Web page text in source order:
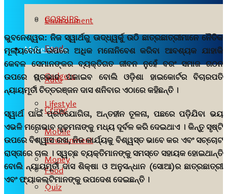
Environment
Food
Gadgets
Lifestyle
Mobile
Money
Quiz
GOSSIPS
More News
Auto
Crime
Environment
Food
ଭୁବନେଶ୍ୱର:ନିଜ ସ୍ୱାର୍ଥରୁ ଊଦ୍ଧ୍ୱର୍କୁ ଉଠି ଛାତ୍ରଛାତ୍ରୀମାନେ ନୈତିକ
ମୂଲ୍ୟବୋଧ ଉପରେ ଅଧିକ ମନୋନିବେଶ କରିବା ଆବଶ୍ୟକ ଯାହାକି
କେବଳ ସେମାନଙ୍କର ବ୍ୟକ୍ତିଗତ ଜୀବନ ନୁହେଁ ବରଂ ସମାଜ ଗଠନ
ଉପରେ ପ୍ରଭାବ ପକାଇବ ବୋଲି ଓଡ଼ିଶା ହାଇକୋର୍ଟର ବିଚାରପତି
ନ୍ୟାୟମୂର୍ତୀ ଚିତ୍ତରଞ୍ଜନ ଦାସ ଶନିବାର ଏଠାରେ କହିଛନ୍ତି ।
ସ୍ୱାର୍ଥ ପାଇଁ ପ୍ରତିଯୋଗିତା, ଅନ୍ତହୀନ ତୂଳନା, ପଛରେ ପଡ଼ିଯିବା ଭୟ
ଏଭଳି ମନୋଭାବ ଦୃଢ଼ମନାଙ୍କୁ ମଧ୍ୟ ଦୂର୍ବଳ କରି ଦେଇଥାଏ । କିନ୍ତୁ ସୃଷ୍ଟି
ଉପରେ ବିଶ୍ୱାସ ରଖ, ନିଜ କାର୍ଯ୍ୟକୁ ବିଶ୍ୱସ୍ତ ଭାବେ କର ଏବଂ ସଚ୍ଚୋଟ
ରାସ୍ତାରେ ଚାଲ । ସ୍ୱଚ୍ଛ ବ୍ୟକ୍ତିମାନଙ୍କୁ ସମସ୍ତେ ସହାୟକ ହୋଇଥାନ୍ତି
ବୋଲି ନ୍ୟାୟମୂର୍ତୀ ଦାସ ଶିକ୍ଷା ଓ ଅନୁସନ୍ଧାନ (ସୋଆ)ର ଛାତ୍ରଛାତ୍ରୀ
ଏବଂ ଫ୍ୟାକଲ୍ଟିମାନଙ୍କୁ ଉପଦେଶ ଦେଇଛନ୍ତି ।